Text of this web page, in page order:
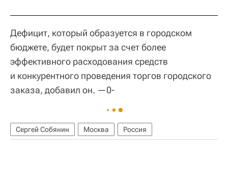
Дефицит, который образуется в городском
бюджете, будет покрыт за счет более
эффективного расходования средств
и конкурентного проведения торгов городского
заказа, добавил он. —0-
Сергей Собянин Москва Россия